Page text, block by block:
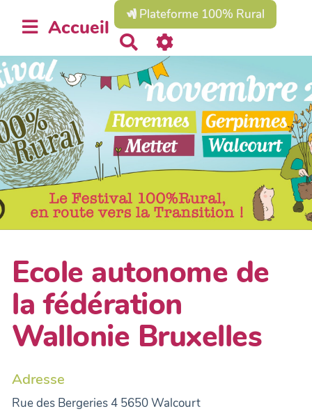
Accueil
Plateforme 100% Rural
e
c
h
e
r
c
r
Ecole autonome de
la fédération
Wallonie Bruxelles
Adresse
Rue des Bergeries 4 5650 Walcourt